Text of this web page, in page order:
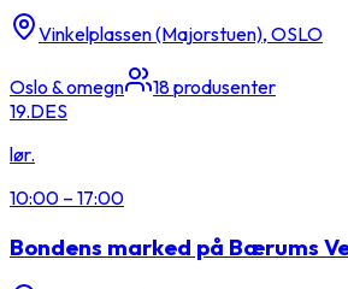
Vinkelplassen (Majorstuen), OSLO
Oslo & omegn 18produsenter
19.DES
lør.
10:00 – 17:00
Bondens marked på Bærums